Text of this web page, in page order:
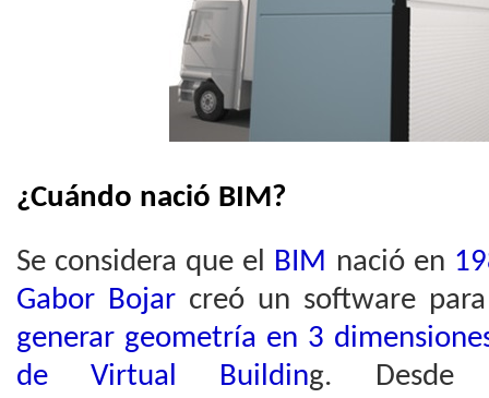
¿Cuándo nació BIM?
Se considera que el BIM nació en
Gabor Bojar creó un software
generar geometría en 3
de Virtual Building. Desde